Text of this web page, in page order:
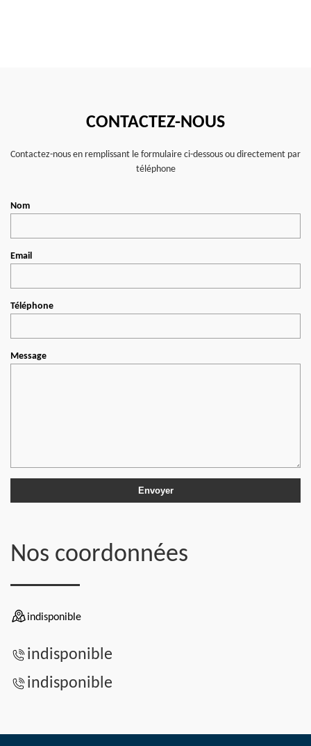
CONTACTEZ-NOUS
Contactez-nous en remplissant le formulaire ci-dessous ou directement par
téléphone
Nom
Email
Téléphone
Message
Nos coordonnées
indisponible
indisponible
indisponible